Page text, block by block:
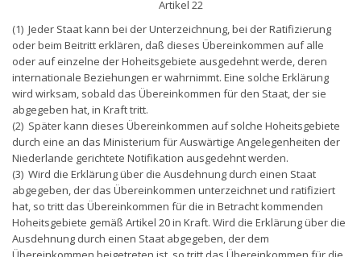
Artikel 22
(1) Jeder Staat kann bei der Unterzeichnung, bei der Ratifizierung
oder beim Beitritt erklären, daß dieses Übereinkommen auf alle
oder auf einzelne der Hoheitsgebiete ausgedehnt werde, deren
internationale Beziehungen er wahrnimmt. Eine solche Erklärung
wird wirksam, sobald das Übereinkommen für den Staat, der sie
abgegeben hat, in Kraft tritt.
(2) Später kann dieses Übereinkommen auf solche Hoheitsgebiete
durch eine an das Ministerium für Auswärtige Angelegenheiten der
Niederlande gerichtete Notifikation ausgedehnt werden.
(3) Wird die Erklärung über die Ausdehnung durch einen Staat
abgegeben, der das Übereinkommen unterzeichnet und ratifiziert
hat, so tritt das Übereinkommen für die in Betracht kommenden
Hoheitsgebiete gemäß Artikel 20 in Kraft. Wird die Erklärung über die
Ausdehnung durch einen Staat abgegeben, der dem